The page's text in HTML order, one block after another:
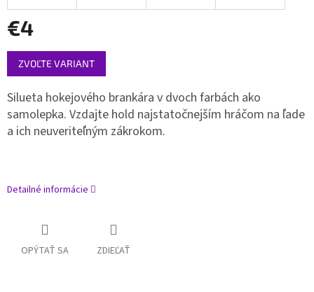
€4
Jednotková
cena:
ZVOĽTE VARIANT
Silueta hokejového brankára v dvoch farbách ako
samolepka. Vzdajte hold najstatočnejším hráčom na ľade
a ich neuveriteľným zákrokom.
Detailné informácie
OPÝTAŤ SA ZDIEĽAŤ